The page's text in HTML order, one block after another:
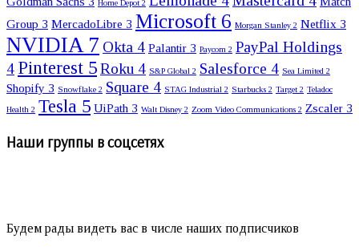
Home Depot 2
Group 3 MercadoLibre 3 Microsoft 6 Morgan Stanley 2 Netflix 3
NVIDIA7 Okta 4 Palantir 3 Paycom 2 PayPal Holdings
4 Pinterest 5Roku 4 S&P Global 2 Salesforce 4 Sea Limited 2
Shopify 3 Snowflake 2 Square 4 STAG Industrial 2 Starbucks 2 Target 2 Teladoc
Health 2 Tesla 5 UiPath 3 Walt Disney 2 Zoom Video Communications 2 Zscaler 3
Наши группы в соцсетях
Будем рады видеть вас в числе наших подписчиков